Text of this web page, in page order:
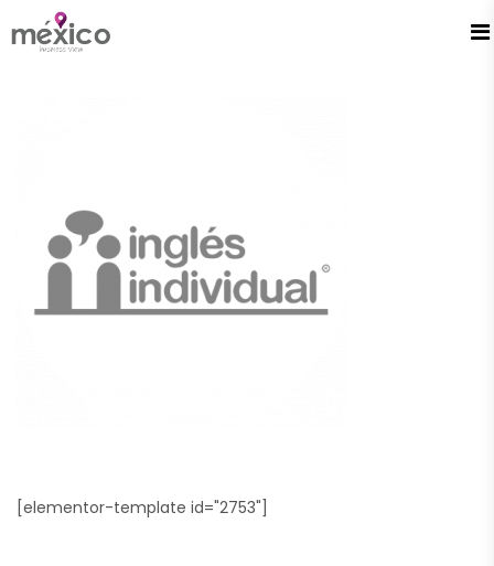
[elementor-template id="2753"]